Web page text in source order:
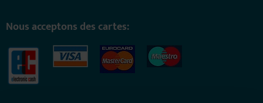
Nous acceptons des cartes: